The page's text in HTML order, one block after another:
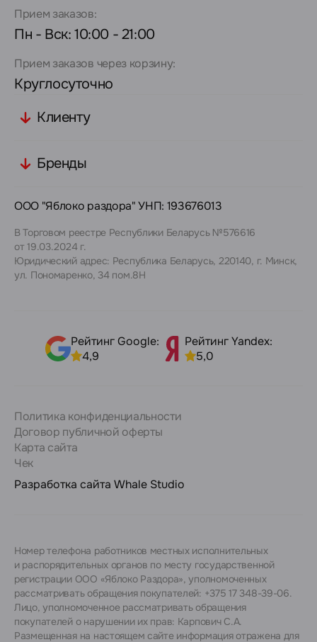
Прием заказов:
Пн - Вск: 10:00 - 21:00
Прием заказов через корзину:
Круглосуточно
Клиенту
Бренды
ООО "Яблоко раздора" УНП: 193676013
В Торговом реестре Республики Беларусь №576616
от 19.03.2024 г.
Юридический адрес: Республика Беларусь, 220140, г. Минск,
ул. Пономаренко, 34 пом.8Н
Рейтинг Google:
4,9
Рейтинг Yandex:
5,0
Политика конфиденциальности
Договор публичной оферты
Карта сайта
Чек
Разработка сайта Whale Studio
Номер телефона работников местных исполнительных
и распорядительных органов по месту государственной
регистрации ООО «Яблоко Раздора», уполномоченных
рассматривать обращения покупателей: +375 17 348-39-06.
Лицо, уполномоченное рассматривать обращения
покупателей о нарушении их прав: Карпович С.А.
Размещенная на настоящем сайте информация отражена для